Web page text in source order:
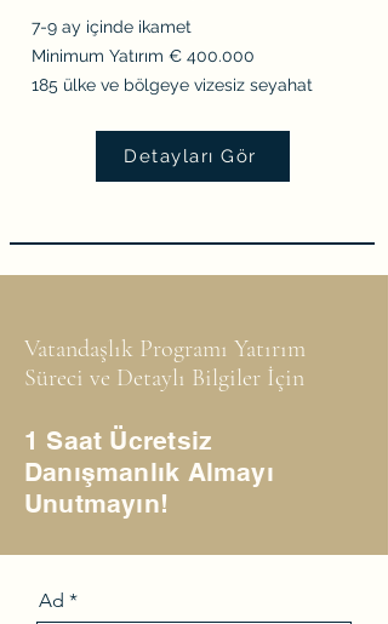
7-9 ay içinde ikamet
Minimum Yatırım € 400.000
185 ülke ve bölgeye vizesiz seyahat
Detayları Gör
Vatandaşlık Programı Yatırım
Süreci ve Detaylı Bilgiler İçin
1 Saat Ücretsiz
Danışmanlık Almayı
Unutmayın!
Ad